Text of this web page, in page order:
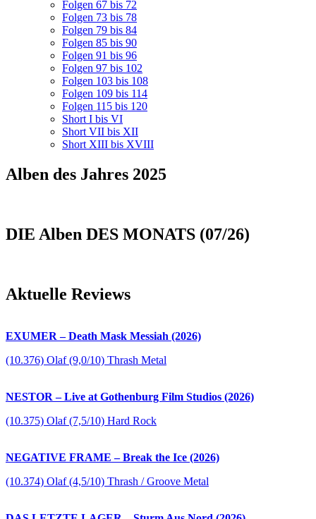
Folgen 67 bis 72
Folgen 73 bis 78
Folgen 79 bis 84
Folgen 85 bis 90
Folgen 91 bis 96
Folgen 97 bis 102
Folgen 103 bis 108
Folgen 109 bis 114
Folgen 115 bis 120
Short I bis VI
Short VII bis XII
Short XIII bis XVIII
Alben des Jahres 2025
DIE Alben DES MONATS (07/26)
Aktuelle Reviews
EXUMER – Death Mask Messiah (2026)
(10.376) Olaf (9,0/10) Thrash Metal
NESTOR – Live at Gothenburg Film Studios (2026)
(10.375) Olaf (7,5/10) Hard Rock
NEGATIVE FRAME – Break the Ice (2026)
(10.374) Olaf (4,5/10) Thrash / Groove Metal